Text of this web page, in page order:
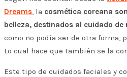
Dreams, la cosmética coreana
belleza, destinados al cuidado de
como no podía ser de otra forma,
Lo cual hace que también se la
Este tipo de cuidados faciales y